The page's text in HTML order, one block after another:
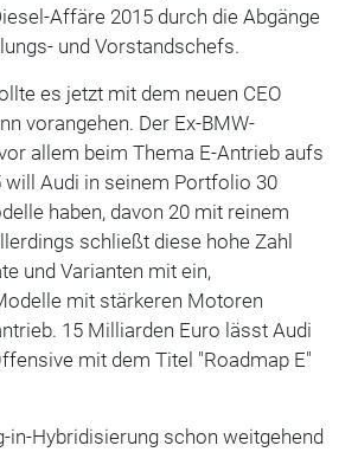
Affäre 2015 durch die Abgänge
und Vorstandschefs.
es jetzt mit dem neuen CEO
vorangehen. Der Ex-BMW-
allem beim Thema E-Antrieb aufs
will Audi in seinem Portfolio 30
haben, davon 20 mit reinem
schließt diese hohe Zahl
und Varianten mit ein,
mit stärkeren Motoren
15 Milliarden Euro lässt Audi
mit dem Titel "Roadmap E"
in-Hybridisierung schon weitgehend